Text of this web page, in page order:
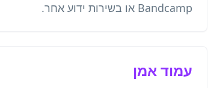
Bandcamp או בשירות ידוע אחר.
עמוד אמן